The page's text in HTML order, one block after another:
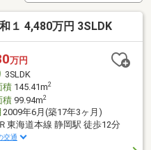
１ 4,480万円 3SLDK
万円
3SLDK
積145.41m2
積99.94m2
2009年6月(築17年3ヶ月)
Ｒ東海道本線 静岡駅 徒歩12分
交通